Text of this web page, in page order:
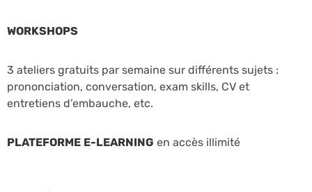
WORKSHOPS
3 ateliers gratuits par semaine sur différents sujets :
prononciation, conversation, exam skills, CV et
entretiens d’embauche, etc.
PLATEFORME E-LEARNING en accès illimité